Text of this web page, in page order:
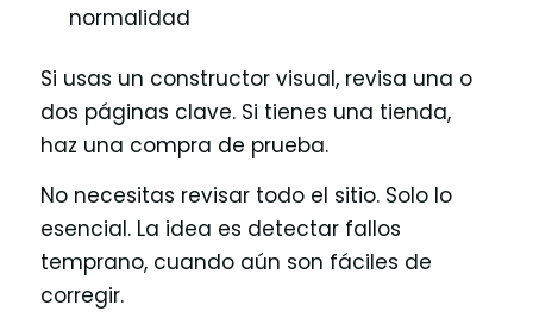
normalidad
Si usas un constructor visual, revisa una o
dos páginas clave. Si tienes una tienda,
haz una compra de prueba.
No necesitas revisar todo el sitio. Solo lo
esencial. La idea es detectar fallos
temprano, cuando aún son fáciles de
corregir.